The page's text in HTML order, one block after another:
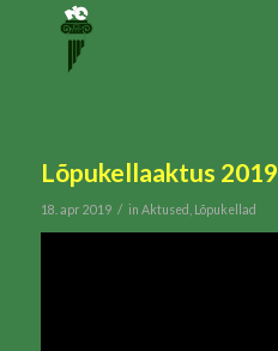
Lõpukellaaktus 2019
18. apr 2019 / in Aktused Lõpukellad